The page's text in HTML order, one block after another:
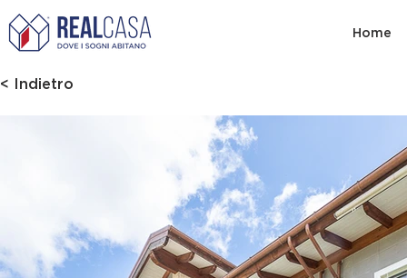
Home
< Indietro